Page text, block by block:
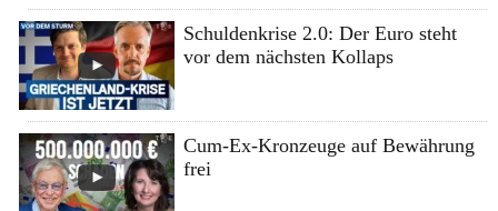
Schuldenkrise 2.0: Der Euro steht
vor dem nächsten Kollaps
Cum-Ex-Kronzeuge auf Bewährung
frei